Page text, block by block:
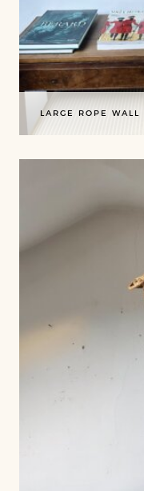
LARGE ROPE